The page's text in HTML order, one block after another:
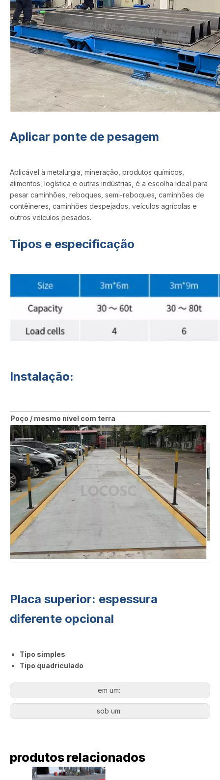
Aplicar ponte de pesagem
Aplicável à metalurgia, mineração, produtos químicos,
alimentos, logística e outras indústrias, é a escolha ideal para
pesar caminhões, reboques, semi-reboques, caminhões de
contêineres, caminhões despejados, veículos agrícolas e
outros veículos pesados.
Tipos e especificação
Instalação:
Poço / mesmo nível com terra
Placa superior: espessura
diferente opcional
Tipo simples
Tipo quadriculado
em um:
sob um:
produtos relacionados